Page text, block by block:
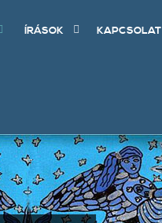
ÍRÁSOK KAPCSOLAT